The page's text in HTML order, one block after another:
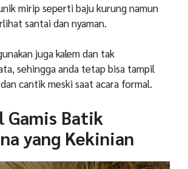
mirip seperti baju kurung namun
santai dan nyaman.
juga kalem dan tak
sehingga anda tetap bisa tampil
cantik meski saat acara formal.
Gamis Batik
yang Kekinian